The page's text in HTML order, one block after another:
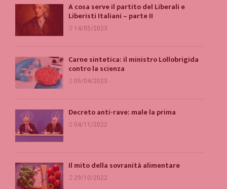
A cosa serve il partito del Liberali e
Liberisti Italiani – parte II
14/05/2023
Carne sintetica: il ministro Lollobrigida
contro la scienza
05/04/2023
Decreto anti-rave: male la prima
04/11/2022
Il mito della sovranità alimentare
29/10/2022